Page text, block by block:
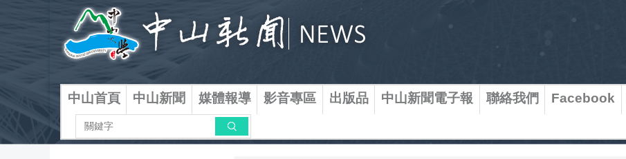
區
中山首頁 中山新聞 媒體報導 影音專區 出版品 中山新聞電子報 聯絡我們 Facebook
搜尋